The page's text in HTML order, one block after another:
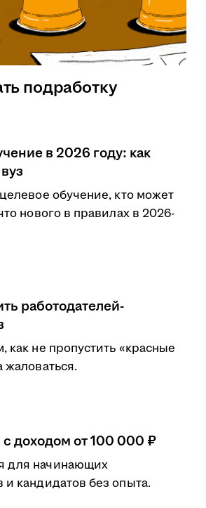
подработку
в 2026 году: как
обучение, кто может
нового в правилах в 2026-
работодателей-
как не пропустить «красные
жаловаться.
с доходом от 100 000 ₽
для начинающих
и кандидатов без опыта.